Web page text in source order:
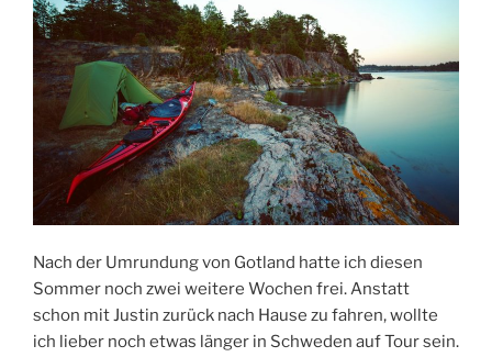
Nach der Umrundung von Gotland hatte ich diesen
Sommer noch zwei weitere Wochen frei. Anstatt
schon mit Justin zurück nach Hause zu fahren, wollte
ich lieber noch etwas länger in Schweden auf Tour sein.